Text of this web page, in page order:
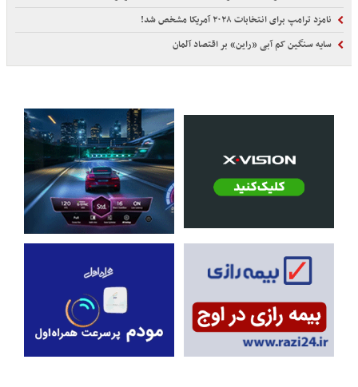
نامزد ترامپ برای انتخابات ۲۰۲۸ آمریکا مشخص شد!
سایه سنگین کم آبی «راین» بر اقتصاد آلمان